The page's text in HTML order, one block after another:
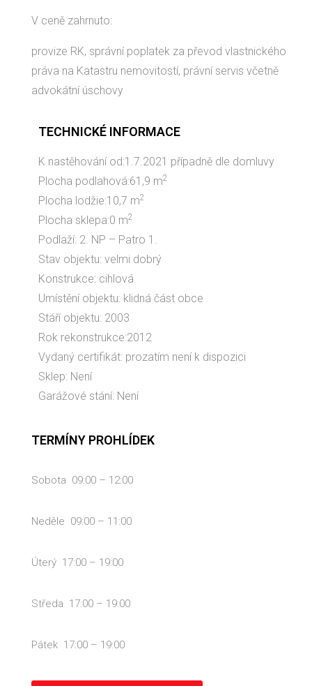
V ceně zahrnuto:
provize RK, správní poplatek za převod vlastnického
práva na Katastru nemovitostí, právní servis včetně
advokátní úschovy
TECHNICKÉ INFORMACE
K nastěhování od:1.7.2021 případně dle domluvy
Plocha podlahová:61,9 m2
Plocha lodžie:10,7 m2
Plocha sklepa:0 m2
Podlaží: 2. NP – Patro 1.
Stav objektu: velmi dobrý
Konstrukce: cihlová
Umístění objektu: klidná část obce
Stáří objektu: 2003
Rok rekonstrukce:2012
Vydaný certifikát: prozatím není k dispozici
Sklep: Není
Garážové stání: Není
TERMÍNY PROHLÍDEK
Sobota 09:00 – 12:00
Neděle 09:00 – 11:00
Úterý 17:00 – 19:00
Středa 17:00 – 19:00
Pátek 17:00 – 19:00